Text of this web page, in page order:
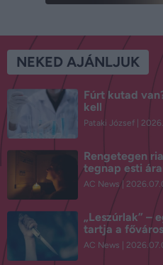
NEKED AJÁNLJUK
Fúrt kutad
kell
Pataki József
Rengetegen
tegnap esti
AC News
„Leszúrlak” –
tartja a
AC News